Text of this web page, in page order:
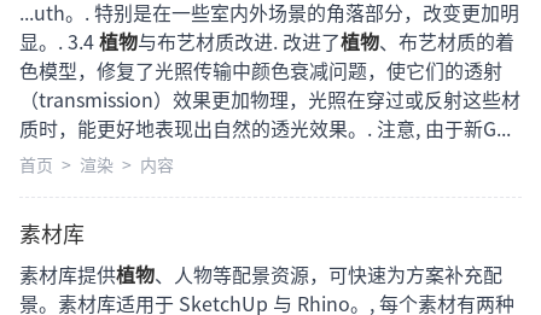
...uth。. 特别是在一些室内外场景的角落部分，改变更加明
显。. 3.4 植物与布艺材质改进. 改进了植物、布艺材质的着
色模型，修复了光照传输中颜色衰减问题，使它们的透射
（transmission）效果更加物理，光照在穿过或反射这些材
质时，能更好地表现出自然的透光效果。. 注意, 由于新G...
首页 > 渲染 > 内容
素材库
素材库提供植物、人物等配景资源，可快速为方案补充配
景。素材库适用于 SketchUp 与 Rhino。, 每个素材有两种